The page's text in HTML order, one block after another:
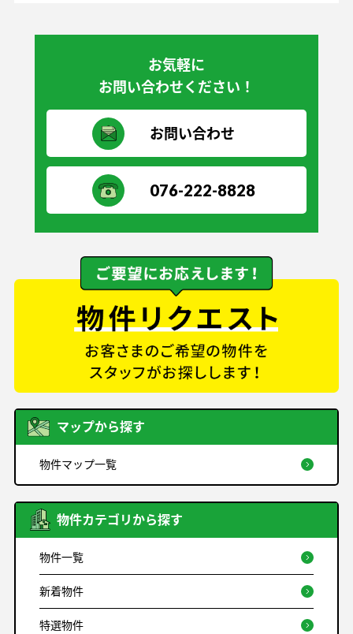
お気軽に
お問い合わせください！
お問い合わせ
076-222-8828
マップから探す
物件マップ一覧
物件カテゴリから探す
物件一覧
新着物件
特選物件